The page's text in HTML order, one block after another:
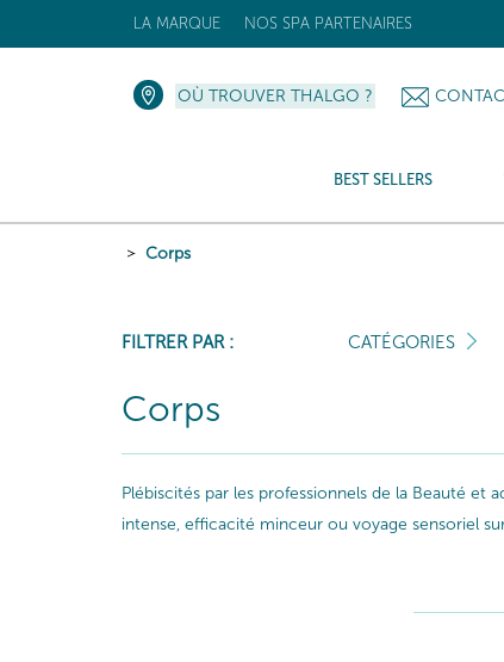
LA MARQUE NOS SPA PARTENAIRES
OÙ TROUVER THALGO ?
BEST SELLERS
Corps
FILTRER PAR : CATÉGORIES
Corps
Plébiscités par les professionnels de la Beauté
intense, efficacité minceur ou voyage sensoriel